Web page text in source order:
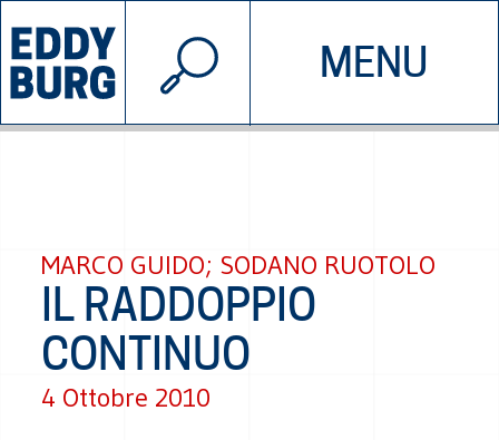
MENU
INIZIATIVE CHI SIAMO
© 2026 EDDYBURG
MARCO GUIDO; SODANO RUOTOLO
IL RADDOPPIO
CONTINUO
4 Ottobre 2010